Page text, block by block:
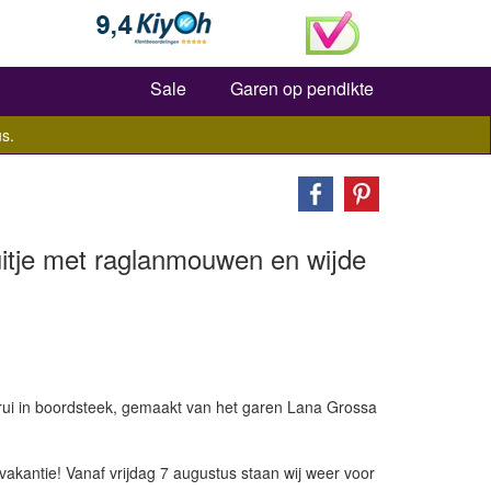
Zoeken
Sale Garen op pendikte
met raglanmouwen en wijde
in boordsteek, gemaakt van het garen Lana Grossa
Vanaf vrijdag 7 augustus staan wij weer voor